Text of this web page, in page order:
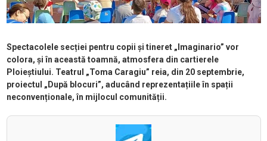
Spectacolele secției pentru copii și tineret „Imaginario” vor
colora, și în această toamnă, atmosfera din cartierele
Ploieștiului. Teatrul „Toma Caragiu” reia, din 20 septembrie,
proiectul „După blocuri”, aducând reprezentațiile în spații
neconvenționale, în mijlocul comunității.